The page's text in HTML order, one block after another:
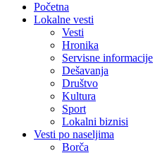
Početna
Lokalne vesti
Vesti
Hronika
Servisne informacije
Dešavanja
Društvo
Kultura
Sport
Lokalni biznisi
Vesti po naseljima
Borča